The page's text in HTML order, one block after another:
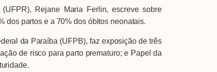
Rejane Maria Ferlin, escreve sobre
dos partos e a 70% dos óbitos neonatais.
da Paraíba (UFPB), faz exposição de três
de risco para parto prematuro; e Papel da